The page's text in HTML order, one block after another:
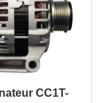
CC1T-